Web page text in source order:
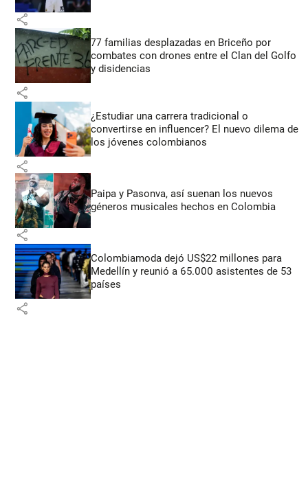
share
77 familias desplazadas en Briceño por
combates con drones entre el Clan del Golfo
y disidencias
share
¿Estudiar una carrera tradicional o
convertirse en influencer? El nuevo dilema de
los jóvenes colombianos
share
Paipa y Pasonva, así suenan los nuevos
géneros musicales hechos en Colombia
share
Colombiamoda dejó US$22 millones para
Medellín y reunió a 65.000 asistentes de 53
países
share